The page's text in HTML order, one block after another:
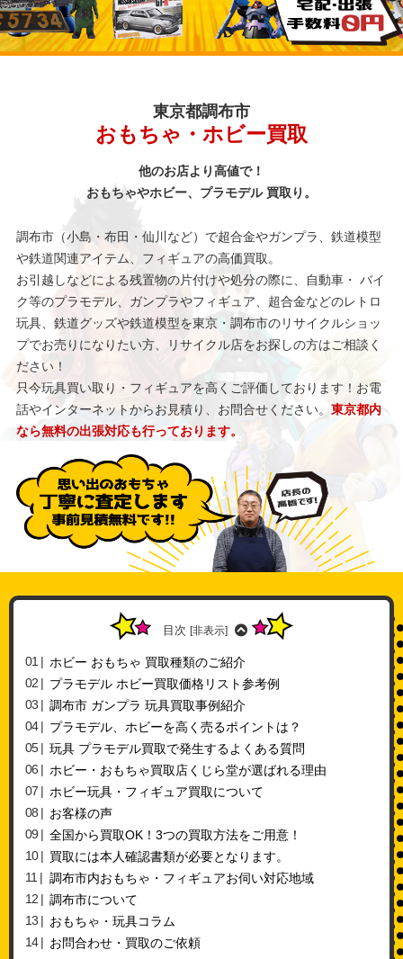
東京都調布市
おもちゃ・ホビー買取
他のお店より高値で！
おもちゃやホビー、プラモデル 買取り。
調布市（小島・布田・仙川など）で超合金やガンプラ、鉄道模型
や鉄道関連アイテム、フィギュアの高価買取。
お引越しなどによる残置物の片付けや処分の際に、自動車・ バイ
ク等のプラモデル、ガンプラやフィギュア、超合金などのレトロ
玩具、鉄道グッズや鉄道模型を東京・調布市のリサイクルショッ
プでお売りになりたい方、リサイクル店をお探しの方はご相談く
ださい！
只今玩具買い取り・フィギュアを高くご評価しております！お電
話やインターネットからお見積り、お問合せください。東京都内
なら無料の出張対応も行っております。
目次 [非表示]
ホビー おもちゃ 買取種類のご紹介
プラモデル ホビー買取価格リスト参考例
調布市 ガンプラ 玩具買取事例紹介
プラモデル、ホビーを高く売るポイントは？
玩具 プラモデル買取で発生するよくある質問
ホビー・おもちゃ買取店くじら堂が選ばれる理由
ホビー玩具・フィギュア買取について
お客様の声
全国から買取OK！3つの買取方法をご用意！
買取には本人確認書類が必要となります。
調布市内おもちゃ・フィギュアお伺い対応地域
調布市について
おもちゃ・玩具コラム
お問合わせ・買取のご依頼